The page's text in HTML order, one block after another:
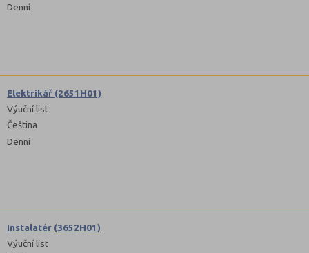
Denní
Elektrikář (2651H01)
Výuční list
Čeština
Denní
Instalatér (3652H01)
Výuční list